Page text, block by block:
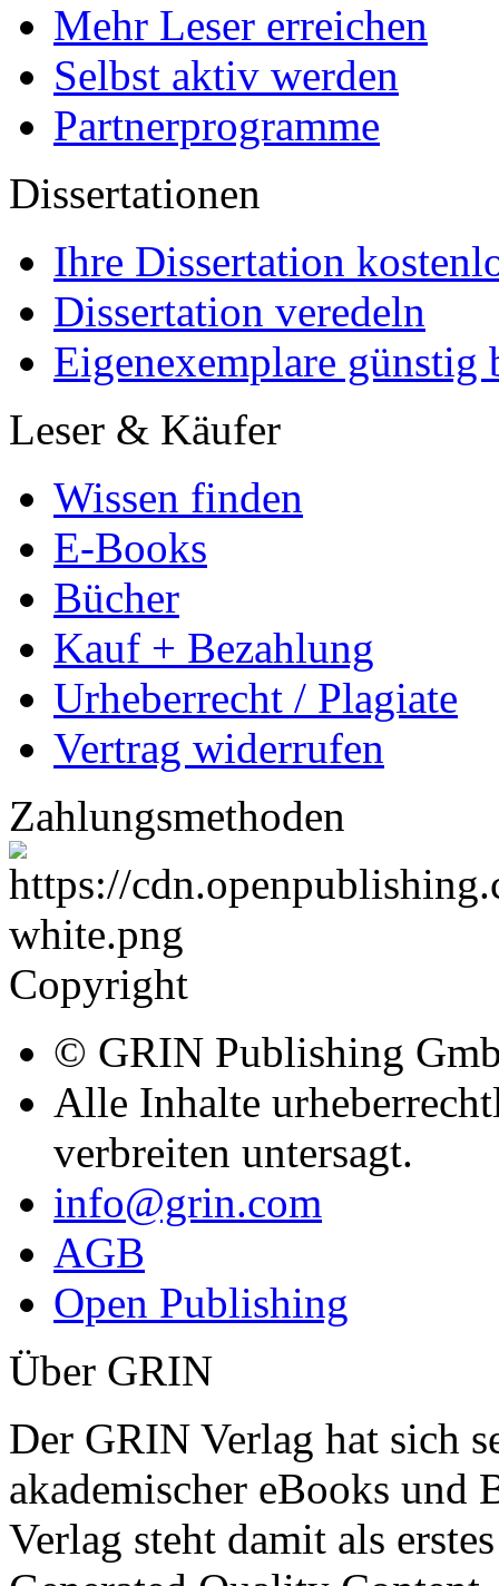
Mehr Leser erreichen
Selbst aktiv werden
Partnerprogramme
Dissertationen
Ihre Dissertation
Dissertation veredeln
Eigenexemplare günstig
Leser & Käufer
Wissen finden
E-Books
Bücher
Kauf + Bezahlung
Urheberrecht / Plagiate
Vertrag widerrufen
Zahlungsmethoden
Copyright
© GRIN Publishing
Alle Inhalte
verbreiten untersagt.
info@grin.com
AGB
Open Publishing
Über GRIN
Der GRIN Verlag hat sich
akademischer eBooks und
Verlag steht damit als